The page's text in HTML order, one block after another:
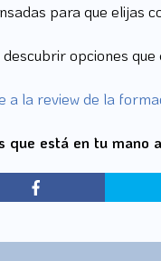
para que elijas
opciones que
a la review de la
que está en tu